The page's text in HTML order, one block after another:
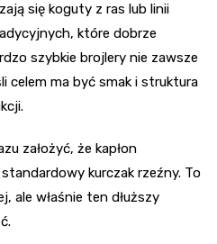
się koguty z ras lub linii
które dobrze
szybkie brojlery nie zawsze
celem ma być smak i struktura
założyć, że kapłon
kurczak rzeźny. To
ale właśnie ten dłuższy